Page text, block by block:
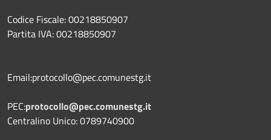
Codice Fiscale: 00218850907
Partita IVA: 00218850907
Email:protocollo@pec.comunestg.it
PEC:protocollo@pec.comunestg.it
Centralino Unico: 0789740900